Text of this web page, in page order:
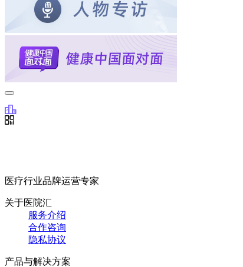
医疗行业品牌运营专家
关于医院汇
服务介绍
合作咨询
隐私协议
产品与解决方案